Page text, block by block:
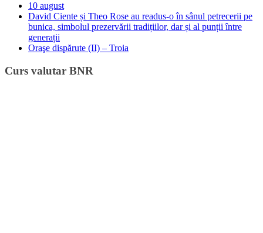
10 august
David Ciente și Theo Rose au readus-o în sânul petrecerii pe
bunica, simbolul prezervării tradițiilor, dar și al punții între
generații
Oraşe dispărute (II) – Troia
Curs valutar BNR